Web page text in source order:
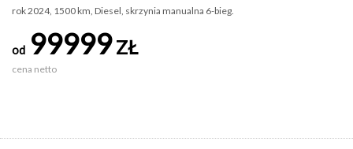
rok 2024, 1500 km, Diesel, skrzynia manualna 6-bieg.
od 99999ZŁ
cena netto